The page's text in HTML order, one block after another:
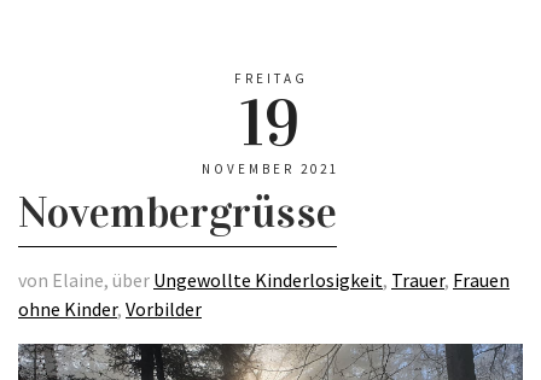
FREITAG
19
NOVEMBER 2021
Novembergrüsse
von Elaine, über Ungewollte Kinderlosigkeit, Trauer, Frauen
ohne Kinder, Vorbilder